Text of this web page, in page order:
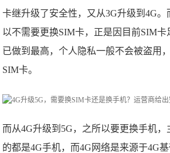
卡继升级了安全性，又从3G升级到4G
以不需要更换SIM卡，正是因目前SIM卡
已做到最高，个人隐私一般不会被盗用
SIM卡。
而从4G升级到5G，之所以要更换手机，
的都是4G手机，而4G网络是来源于4G基